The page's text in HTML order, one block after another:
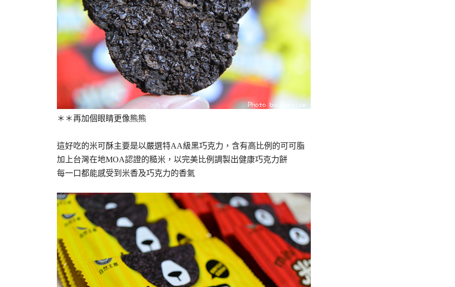
＊＊再加個眼睛更像熊熊
這好吃的米可酥主要是以嚴選特AA級黑巧克力，含有高比例的可可脂
加上台灣在地MOA認證的糙米，以完美比例調製出健康巧克力餅
每一口都能感受到米香及巧克力的香氣